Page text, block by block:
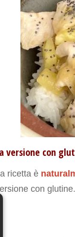
versione con
ricetta è
con glutine.